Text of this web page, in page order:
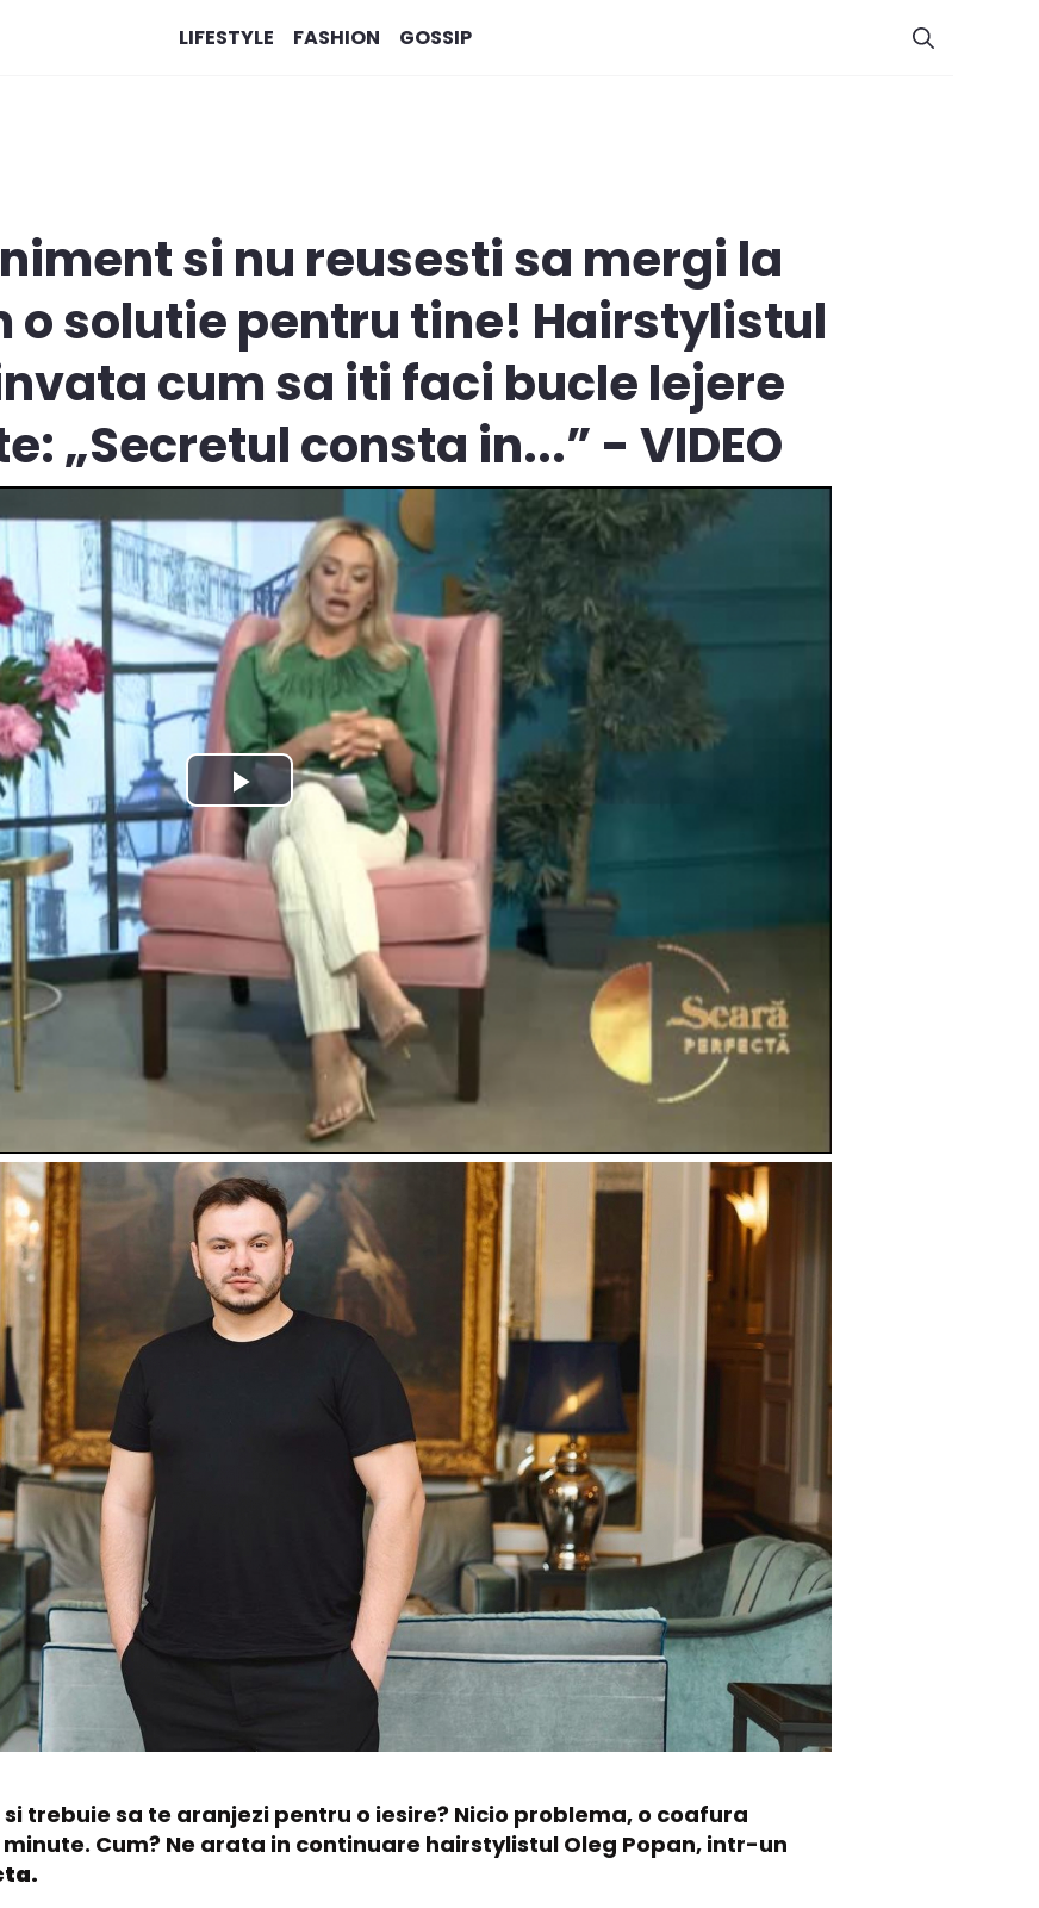
LIFESTYLE FASHION GOSSIP
si nu reusesti sa mergi la
o solutie pentru tine! Hairstylistul
cum sa iti faci bucle lejere
„Secretul consta in...” - VIDEO
trebuie sa te aranjezi pentru o iesire? Nicio problema, o coafura
Cum? Ne arata in continuare hairstylistul Oleg Popan, intr-un